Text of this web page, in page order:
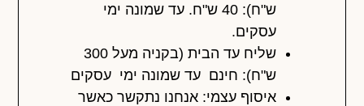
ש"ח): 40 ש"ח. עד שמונה ימי
עסקים.
שליח עד הבית (בקניה מעל 300
ש"ח): חינם עד שמונה ימי עסקים
איסוף עצמי: אנחנו נתקשר כאשר